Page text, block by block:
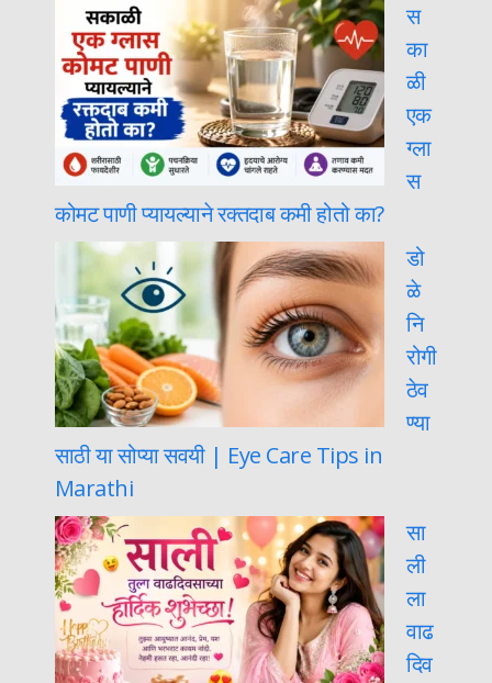
स
का
ळी
एक
ग्ला
स
कोमट पाणी प्यायल्याने रक्तदाब कमी होतो का?
डो
ळे
नि
रोगी
ठेव
ण्या
साठी या सोप्या सवयी | Eye Care Tips in
Marathi
सा
ली
ला
वाढ
दिव